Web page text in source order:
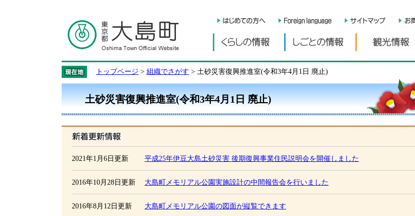
くらしの情報 しごとの情報
トップページ > 組織でさがす > 土砂災害復興推進室(令和3年4月1日 廃止)
土砂災害復興推進室(令和3年4月1日 廃止)
2021年1月6日更新 平成25年伊豆大島土砂災害 後期復興事業住民説明会を開催しました
2016年10月28日更新 大島町メモリアル公園実施設計の中間報告会を行いました
2016年8月12日更新 大島町メモリアル公園の図面が縦覧できます